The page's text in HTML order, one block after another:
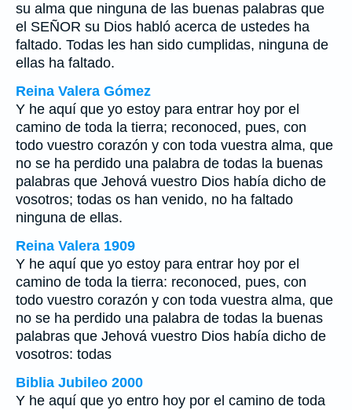
su alma que ninguna de las buenas palabras que
el SEÑOR su Dios habló acerca de ustedes ha
faltado. Todas les han sido cumplidas, ninguna de
ellas ha faltado.
Reina Valera Gómez
Y he aquí que yo estoy para entrar hoy por el
camino de toda la tierra; reconoced, pues, con
todo vuestro corazón y con toda vuestra alma, que
no se ha perdido una palabra de todas la buenas
palabras que Jehová vuestro Dios había dicho de
vosotros; todas os han venido, no ha faltado
ninguna de ellas.
Reina Valera 1909
Y he aquí que yo estoy para entrar hoy por el
camino de toda la tierra: reconoced, pues, con
todo vuestro corazón y con toda vuestra alma, que
no se ha perdido una palabra de todas la buenas
palabras que Jehová vuestro Dios había dicho de
vosotros: todas
Biblia Jubileo 2000
Y he aquí que yo entro hoy por el camino de toda